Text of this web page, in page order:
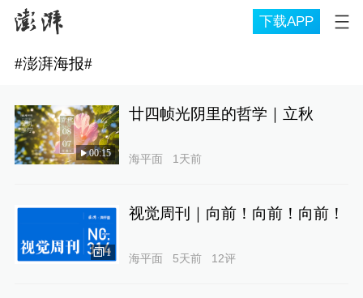
下载APP
#澎湃海报#
00:15
廿四帧光阴里的哲学｜立秋
海平面 1天前
1
视觉周刊｜向前！向前！向前！
海平面 5天前 12评